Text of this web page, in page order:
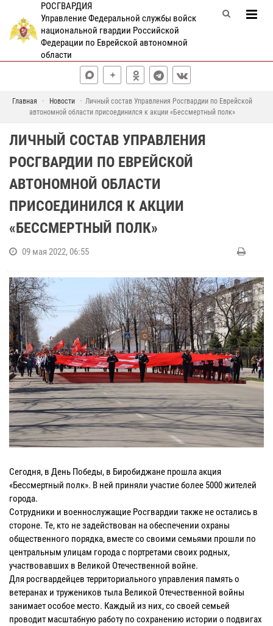
РОСГВАРДИЯ
Управление Федеральной службы войск
национальной гвардии Российской
Федерации по Еврейской автономной
области
Главная Новости
Личный состав Управления Росгвардии по Еврейской
автономной области присоединился к акции «Бессмертный полк»
ЛИЧНЫЙ СОСТАВ УПРАВЛЕНИЯ
РОСГВАРДИИ ПО ЕВРЕЙСКОЙ
АВТОНОМНОЙ ОБЛАСТИ
ПРИСОЕДИНИЛСЯ К АКЦИИ
«БЕССМЕРТНЫЙ ПОЛК»
09 мая 2022, 06:55
Сегодня, в День Победы, в Биробиджане прошла акция
«Бессмертный полк». В ней приняли участие более 5000 жителей
города.
Сотрудники и военнослужащие Росгвардии также не остались в
стороне. Те, кто не задействован на обеспечении охраны
общественного порядка, вместе со своими семьями прошли по
центральным улицам города с портретами своих родных,
участвовавших в Великой Отечественной войне.
Для росгвардейцев территориального управления память о
ветеранах и тружеников тыла Великой Отечественной войны
занимает особое место. Каждый из них, со своей семьей
проводит масштабную работу по сохранению истории о подвигах